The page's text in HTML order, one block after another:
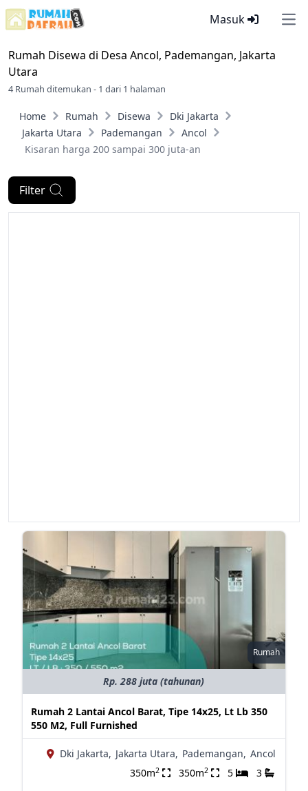
Masuk
Rumah Disewa di Desa Ancol, Pademangan, Jakarta
Utara
4 Rumah ditemukan - 1 dari 1 halaman
Home Rumah Disewa
Dki Jakarta
Jakarta Utara
Pademangan
Ancol
Kisaran harga 200 sampai 300 juta-an
Filter
Rumah
Rp. 288 juta (tahunan)
Rumah 2 Lantai Ancol Barat, Tipe 14x25, Lt Lb 350
550 M2, Full Furnished
Dki Jakarta, Jakarta Utara, Pademangan, Ancol
350m2 350m2 5 3